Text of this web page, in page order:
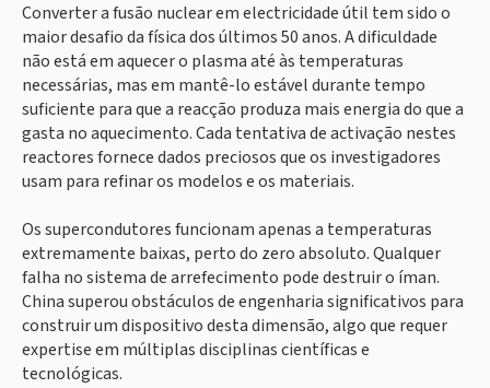
Converter a fusão nuclear em electricidade útil tem sido o
maior desafio da física dos últimos 50 anos. A dificuldade
não está em aquecer o plasma até às temperaturas
necessárias, mas em mantê-lo estável durante tempo
suficiente para que a reacção produza mais energia do que a
gasta no aquecimento. Cada tentativa de activação nestes
reactores fornece dados preciosos que os investigadores
usam para refinar os modelos e os materiais.
Os supercondutores funcionam apenas a temperaturas
extremamente baixas, perto do zero absoluto. Qualquer
falha no sistema de arrefecimento pode destruir o íman.
China superou obstáculos de engenharia significativos para
construir um dispositivo desta dimensão, algo que requer
expertise em múltiplas disciplinas científicas e
tecnológicas.